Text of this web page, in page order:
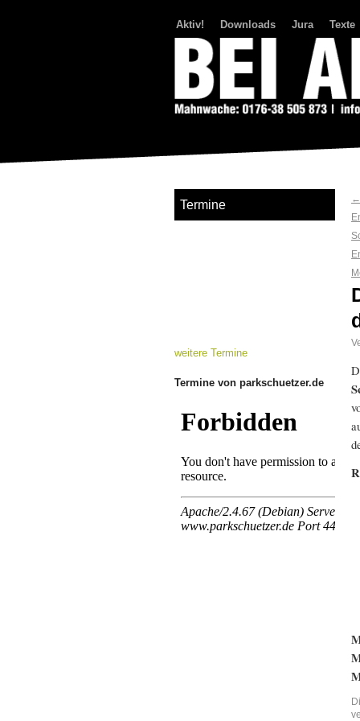
Aktiv! Downloads Jura Texte
←
Termine
weitere Termine
Termine von parkschuetzer.de